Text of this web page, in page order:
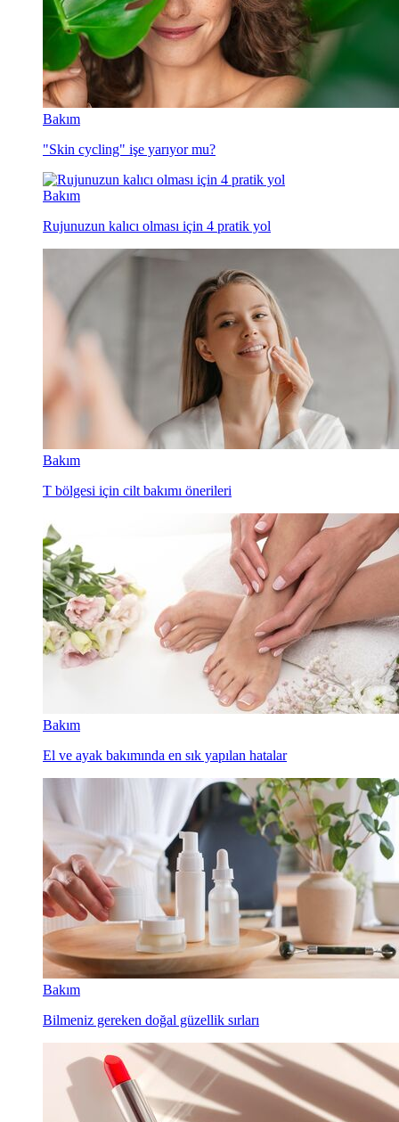
Bakım
"Skin cycling" işe yarıyor mu?
Bakım
Rujunuzun kalıcı olması için 4 pratik yol
Bakım
T bölgesi için cilt bakımı önerileri
Bakım
El ve ayak bakımında en sık yapılan hatalar
Bakım
Bilmeniz gereken doğal güzellik sırları